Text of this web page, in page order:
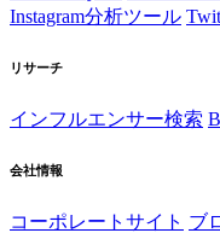
Instagram分析ツール
リサーチ
インフルエンサー検索
会社情報
コーポレートサイト ブ